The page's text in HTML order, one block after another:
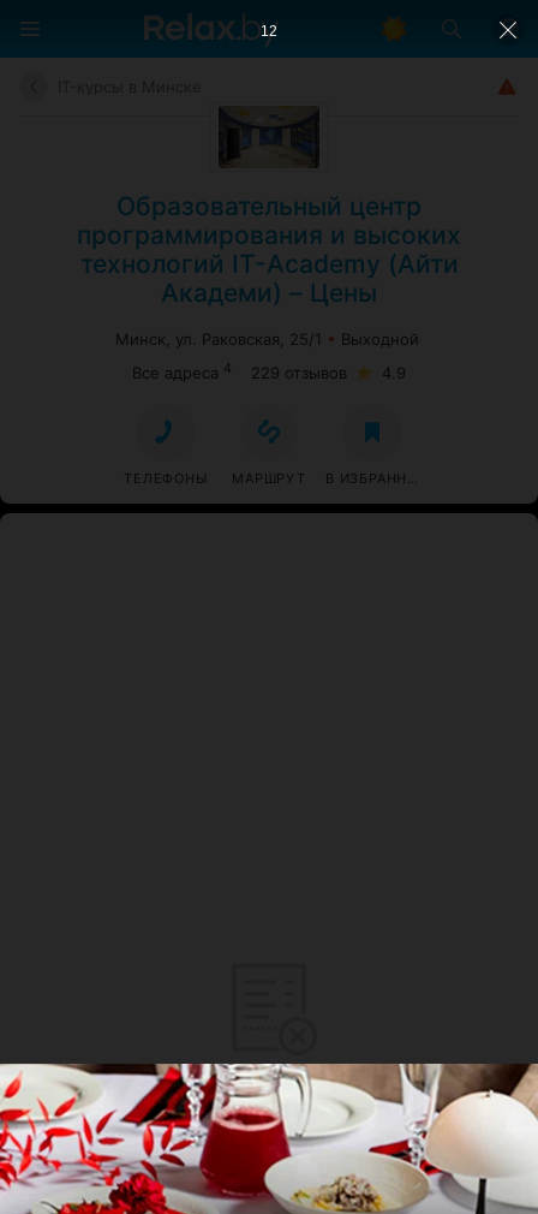
Образовательный центр
программирования и высоких
технологий IT-Academy (Айти
Академи) – Цены
Минск, ул. Раковская, 25/1
Выходной
Все адреса 4 229 отзывов 4.9
ТЕЛЕФОНЫ МАРШРУТ В ИЗБРАННОЕ
Нам очень жаль, но сейчас
цены недоступны
11